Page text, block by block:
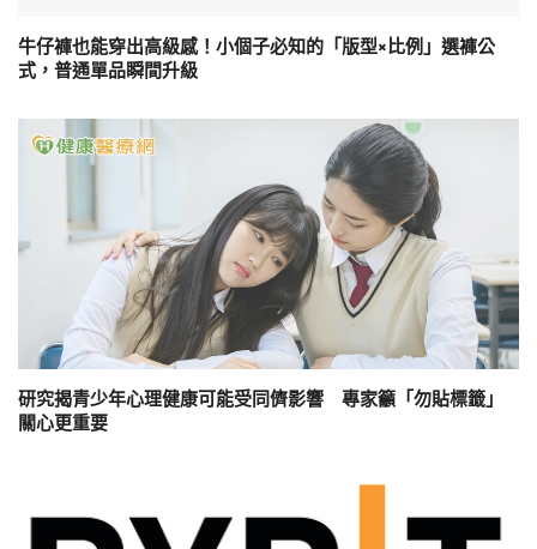
牛仔褲也能穿出高級感！小個子必知的「版型×比例」選褲公
式，普通單品瞬間升級
研究揭青少年心理健康可能受同儕影響 專家籲「勿貼標籤」
關心更重要